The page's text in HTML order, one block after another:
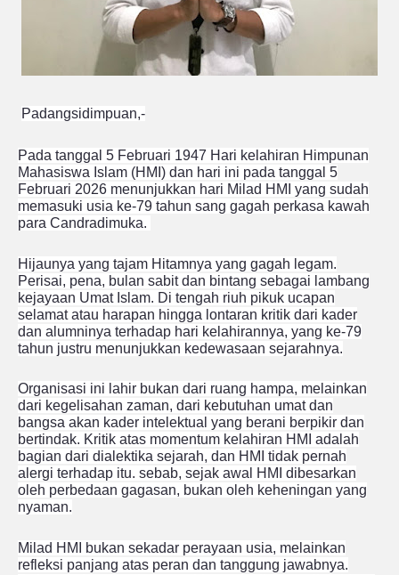
Padangsidimpuan,-
Pada tanggal 5 Februari 1947 Hari kelahiran Himpunan
Mahasiswa Islam (HMI) dan hari ini pada tanggal 5
Februari 2026 menunjukkan hari Milad HMI yang sudah
memasuki usia ke-79 tahun sang gagah perkasa kawah
para Candradimuka.
Hijaunya yang tajam Hitamnya yang gagah legam.
Perisai, pena, bulan sabit dan bintang sebagai lambang
kejayaan Umat Islam. Di tengah riuh pikuk ucapan
selamat atau harapan hingga lontaran kritik dari kader
dan alumninya terhadap hari kelahirannya, yang ke-79
tahun justru menunjukkan kedewasaan sejarahnya.
Organisasi ini lahir bukan dari ruang hampa, melainkan
dari kegelisahan zaman, dari kebutuhan umat dan
bangsa akan kader intelektual yang berani berpikir dan
bertindak. Kritik atas momentum kelahiran HMI adalah
bagian dari dialektika sejarah, dan HMI tidak pernah
alergi terhadap itu. sebab, sejak awal HMI dibesarkan
oleh perbedaan gagasan, bukan oleh keheningan yang
nyaman.
Milad HMI bukan sekadar perayaan usia, melainkan
refleksi panjang atas peran dan tanggung jawabnya.